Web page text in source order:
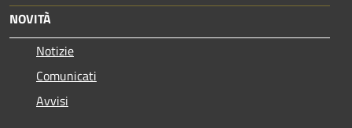
NOVITÀ
Notizie
Comunicati
Avvisi